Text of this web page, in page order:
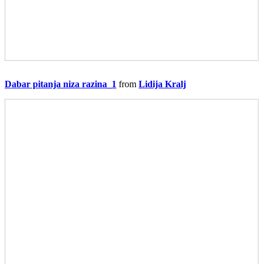
Dabar pitanja niza razina_1 from Lidija Kralj